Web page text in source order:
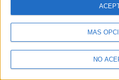
preferencias se aplicarán solo a
sus preferencias o retirar su
momento volviendo a este sitio y
"Privacidad" en la parte inferior de
MÁS
NO